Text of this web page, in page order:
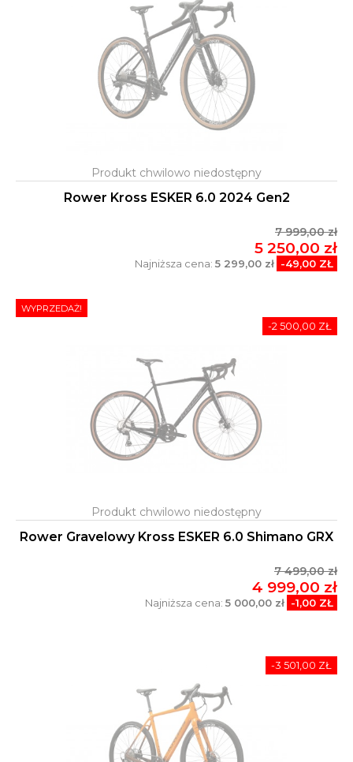
Rower Kross ESKER 6.0 2024 Gen2
7 999,00 zł
5 250,00 zł
Najniższa cena: 5 299,00 zł -49,00 ZŁ
Rower Gravelowy Kross ESKER 6.0 Shimano GRX
7 499,00 zł
4 999,00 zł
Najniższa cena: 5 000,00 zł -1,00 ZŁ
WYPRZEDAŻ!
-2 500,00 ZŁ
-3 501,00 ZŁ